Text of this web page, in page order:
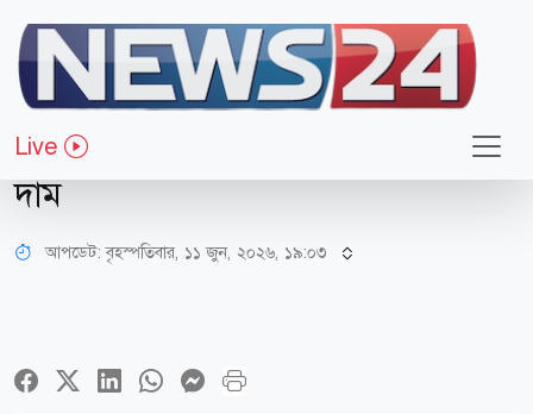
Live
অর্থ-বাণিজ্য
বাজেট ঘোষণা
প্রস্তাবিত বাজেটে বাড়ছে যেসব পণ্যের
দাম
আপডেট: বৃহস্পতিবার, ১১ জুন, ২০২৬, ১৯:০৩